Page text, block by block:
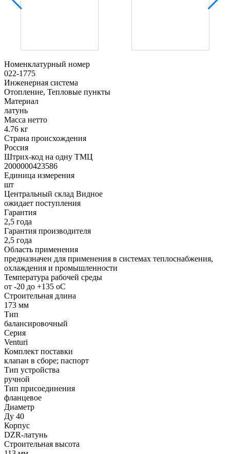
Номенклатурный номер
022-1775
Инженерная система
Отопление, Тепловые пункты
Материал
латунь
Масса нетто
4.76 кг
Страна происхождения
Россия
Штрих-код на одну ТМЦ
2000000423586
Единица измерения
шт
Центральный склад Видное
ожидает поступления
Гарантия
2,5 года
Гарантия производителя
2,5 года
Область применения
предназначен для применения в системах теплоснабжения,
охлаждения и промышленности
Температура рабочей среды
от -20 до +135 oC
Строительная длина
173 мм
Тип
балансировочный
Серия
Venturi
Комплект поставки
клапан в сборе; паспорт
Тип устройства
ручной
Тип присоединения
фланцевое
Диаметр
Ду 40
Корпус
DZR-латунь
Строительная высота